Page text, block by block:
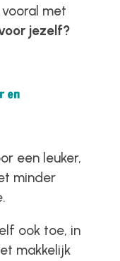
met
jezelf?
en
een leuker,
minder
ook toe, in
makkelijk